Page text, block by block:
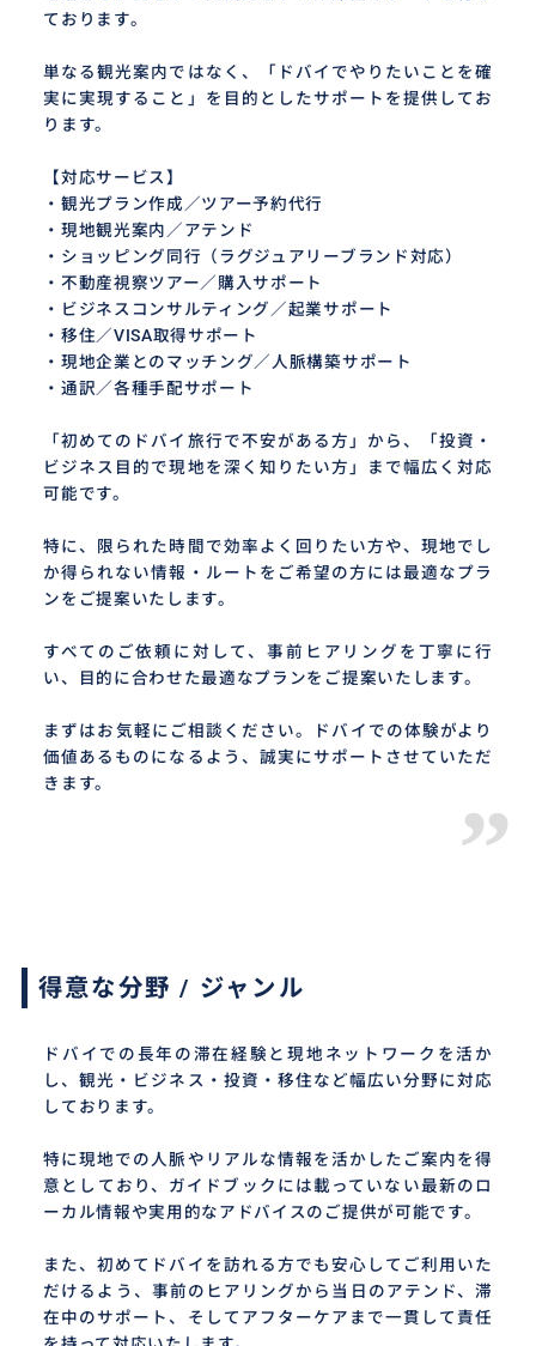
ております。
単なる観光案内ではなく、「ドバイでやりたいことを確
実に実現すること」を目的としたサポートを提供してお
ります。
【対応サービス】
・観光プラン作成／ツアー予約代行
・現地観光案内／アテンド
・ショッピング同行（ラグジュアリーブランド対応）
・不動産視察ツアー／購入サポート
・ビジネスコンサルティング／起業サポート
・移住／VISA取得サポート
・現地企業とのマッチング／人脈構築サポート
・通訳／各種手配サポート
「初めてのドバイ旅行で不安がある方」から、「投資・
ビジネス目的で現地を深く知りたい方」まで幅広く対応
可能です。
特に、限られた時間で効率よく回りたい方や、現地でし
か得られない情報・ルートをご希望の方には最適なプラ
ンをご提案いたします。
すべてのご依頼に対して、事前ヒアリングを丁寧に行
い、目的に合わせた最適なプランをご提案いたします。
まずはお気軽にご相談ください。ドバイでの体験がより
価値あるものになるよう、誠実にサポートさせていただ
きます。
”
得意な分野 / ジャンル
ドバイでの長年の滞在経験と現地ネットワークを活か
し、観光・ビジネス・投資・移住など幅広い分野に対応
しております。
特に現地での人脈やリアルな情報を活かしたご案内を得
意としており、ガイドブックには載っていない最新のロ
ーカル情報や実用的なアドバイスのご提供が可能です。
また、初めてドバイを訪れる方でも安心してご利用いた
だけるよう、事前のヒアリングから当日のアテンド、滞
在中のサポート、そしてアフターケアまで一貫して責任